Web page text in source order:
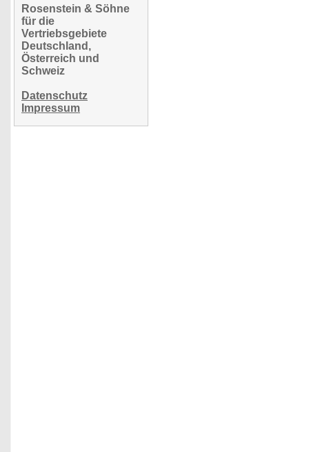
Rosenstein & Söhne
für die
Vertriebsgebiete
Deutschland,
Österreich und
Schweiz
Datenschutz
Impressum